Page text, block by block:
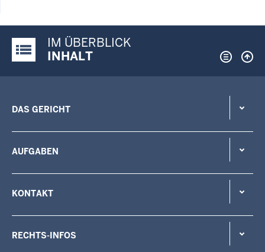
Justiz-Portal im Überblick:
IM ÜBERBLICK
INHALT
DAS GERICHT
AUFGABEN
KONTAKT
RECHTS-INFOS